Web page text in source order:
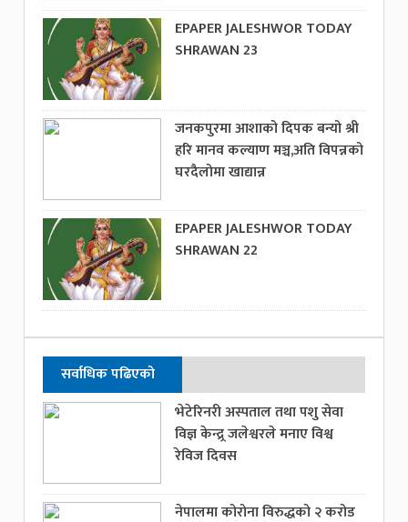
EPAPER JALESHWOR TODAY
SHRAWAN 23
जनकपुरमा आशाको दिपक बन्यो श्री
हरि मानव कल्याण मञ्च,अति विपन्नको
घरदैलोमा खाद्यान्न
EPAPER JALESHWOR TODAY
SHRAWAN 22
सर्वाधिक पढिएको
भेटेरिनरी अस्पताल तथा पशु सेवा
विज्ञ केन्द्र्र जलेश्वरले मनाए विश्व
रेविज दिवस
नेपालमा कोरोना विरुद्धको २ करोड